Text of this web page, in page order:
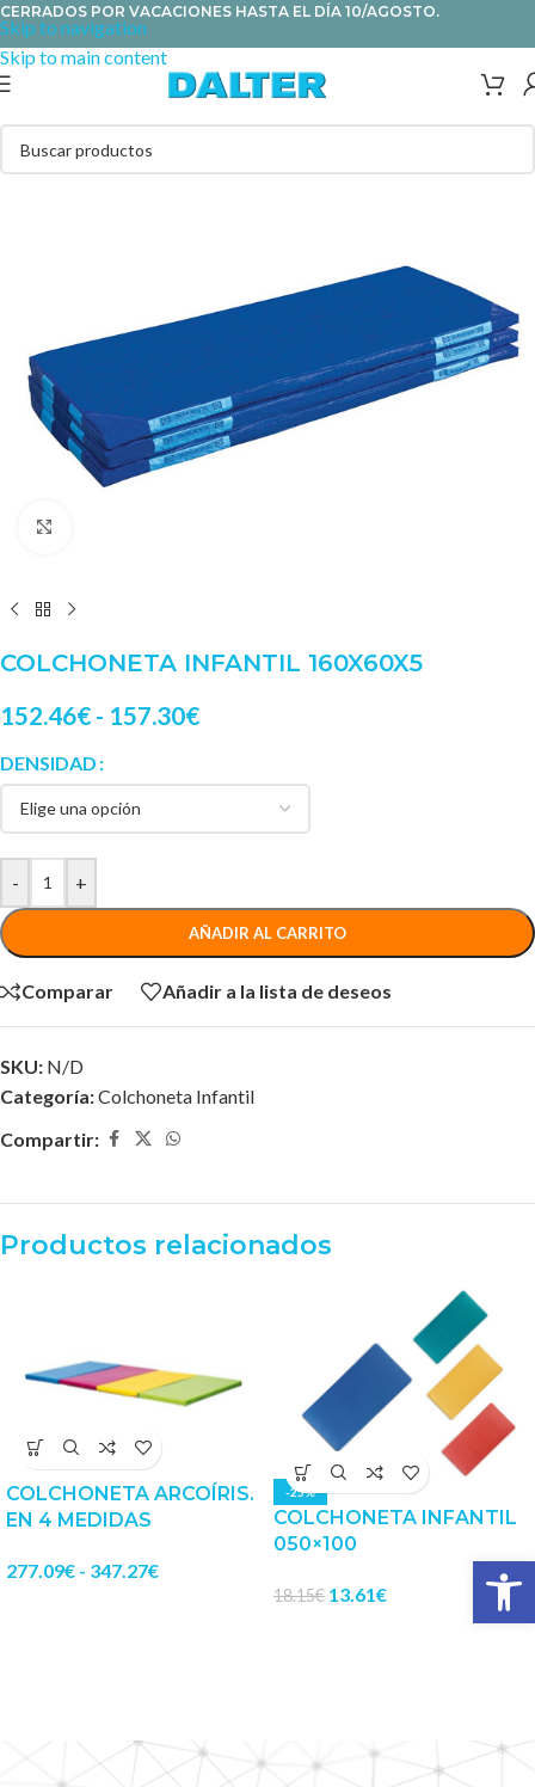
Skip to navigation
Skip to main content
CERRADOS POR VACACIONES HASTA EL DÍA 10/AGOSTO.
COLCHONETA INFANTIL 160X60X5
152.46€ - 157.30€
DENSIDAD
- +
AÑADIR AL CARRITO
Comparar Añadir a la lista de deseos
SKU: N/D
Categoría:Colchoneta Infantil
Compartir:
Productos relacionados
COLCHONETA ARCOÍRIS.
EN 4 MEDIDAS
277.09€ - 347.27€
-25%
COLCHONETA INFANTIL
050×100
18.15€ 13.61€ Abrir